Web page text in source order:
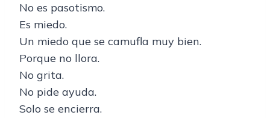
No es pasotismo.
Es miedo.
Un miedo que se camufla muy bien.
Porque no llora.
No grita.
No pide ayuda.
Solo se encierra.